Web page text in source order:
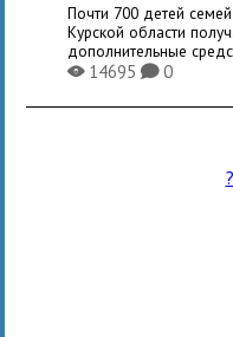
Почти 700 детей
Курской области
дополнительные
X14695K0